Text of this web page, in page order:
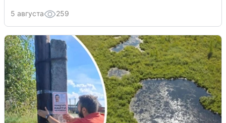
5 августа 259